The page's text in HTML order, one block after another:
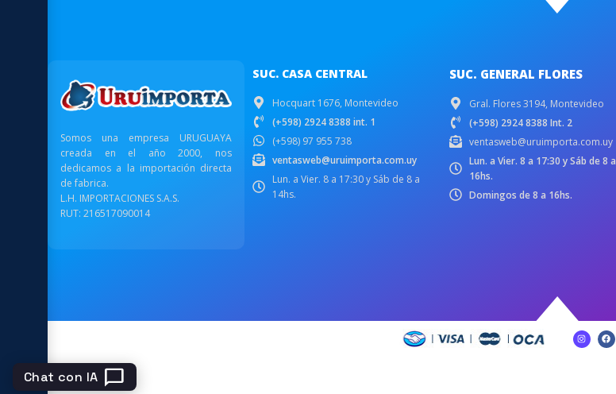
Somos una empresa URUGUAYA
creada en el año 2000, nos
dedicamos a la importación directa
de fabrica.
L.H. IMPORTACIONES S.A.S.
RUT: 216517090014
SUC. CASA CENTRAL
Hocquart 1676, Montevideo
(+598) 2924 8388 int. 1
(+598) 97 955 738
ventasweb@uruimporta.com.uy
Lun. a Vier. 8 a 17:30 y Sáb de 8 a
14hs.
SUC. GENERAL FLORES
Gral. Flores 3194, Montevideo
(+598) 2924 8388 Int. 2
ventasweb@uruimporta.com.uy
Lun. a Vier. 8 a 17:30 y Sáb de 8 a
16hs.
Domingos de 8 a 16hs.
Chat con IA chat_bubble